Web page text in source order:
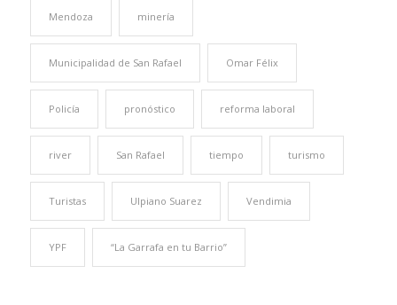
Mendoza minería
Municipalidad de San Rafael Omar Félix
Policía pronóstico reforma laboral
river San Rafael tiempo turismo
Turistas Ulpiano Suarez Vendimia
YPF “La Garrafa en tu Barrio”